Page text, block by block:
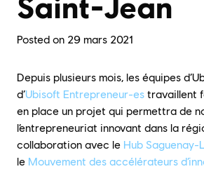
Posted on 29 mars 2021
Depuis plusieurs mois, les équipes
d’Ubisoft Entrepreneur-es travaillent
en place un projet qui permettra de
l’entrepreneuriat innovant dans la
collaboration avec le Hub
le Mouvement des accélérateurs